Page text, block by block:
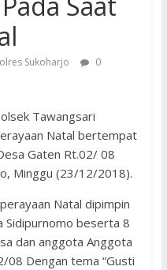
Sukoharjo
0
Tawangsari
Natal bertempat
Gaten Rt.02/ 08
Minggu (23/12/2018).
Natal dipimpin
Sidipurnomo beserta 8
dan anggota Anggota
08 Dengan tema “Gusti